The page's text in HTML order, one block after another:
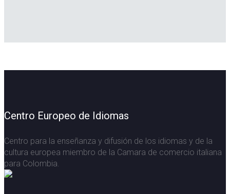
Centro Europeo de Idiomas
Centro para la enseñanza y difusión de los idiomas y de la
cultura europea miembro de la Camara de comercio italiana
para Colombia.